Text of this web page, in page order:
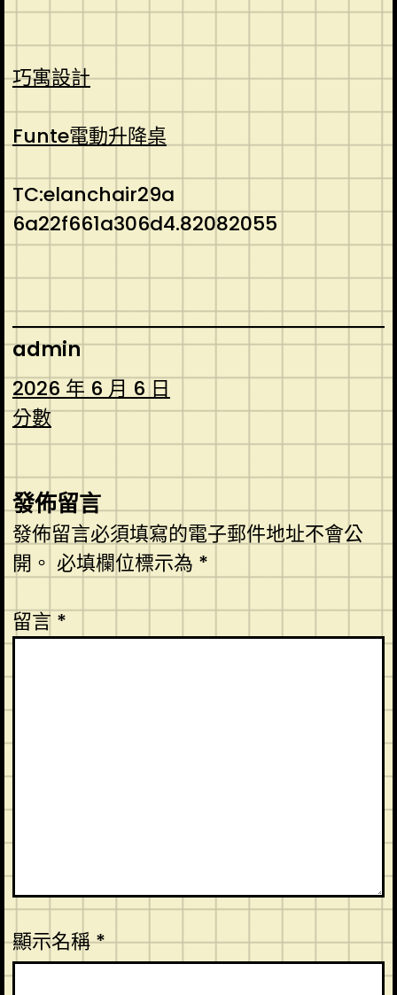
巧寓設計
Funte電動升降桌
TC:elanchair29a
6a22f661a306d4.82082055
admin
2026 年 6 月 6 日
分數
發佈留言
發佈留言必須填寫的電子郵件地址不會公
開。 必填欄位標示為 *
留言 *
顯示名稱*